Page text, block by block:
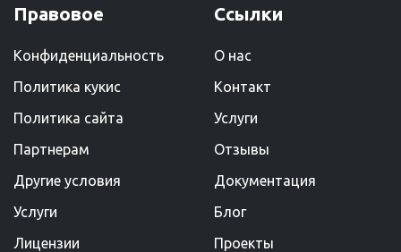
Правовое
Конфиденциальность
Политика кукис
Политика сайта
Партнерам
Другие условия
Услуги
Лицензии
Ссылки
О нас
Kонтакт
Услуги
Отзывы
Документация
Блог
Проекты